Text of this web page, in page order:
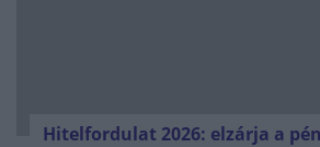
Hitelfordulat 2026: elzárja a